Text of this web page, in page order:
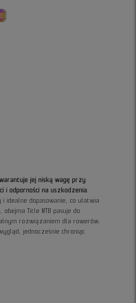
jej niską wagę przy
i odporności na uszkodzenia.
idealne dopasowanie, co ułatwia
Title MTB pasuje do
rozwiązaniem dla rowerów.
jednocześnie chroniąc